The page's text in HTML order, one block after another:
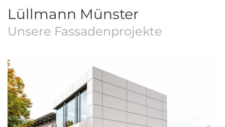
Lüllmann Münster
Unsere Fassadenprojekte